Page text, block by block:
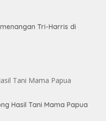
Tri-Harris di
Hasil Tani Mama Papua